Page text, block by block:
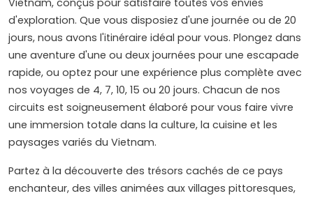
Vietnam, conçus pour satisfaire toutes vos envies
d'exploration. Que vous disposiez d'une journée ou de 20
jours, nous avons l'itinéraire idéal pour vous. Plongez dans
une aventure d'une ou deux journées pour une escapade
rapide, ou optez pour une expérience plus complète avec
nos voyages de 4, 7, 10, 15 ou 20 jours. Chacun de nos
circuits est soigneusement élaboré pour vous faire vivre
une immersion totale dans la culture, la cuisine et les
paysages variés du Vietnam.
Partez à la découverte des trésors cachés de ce pays
enchanteur, des villes animées aux villages pittoresques,